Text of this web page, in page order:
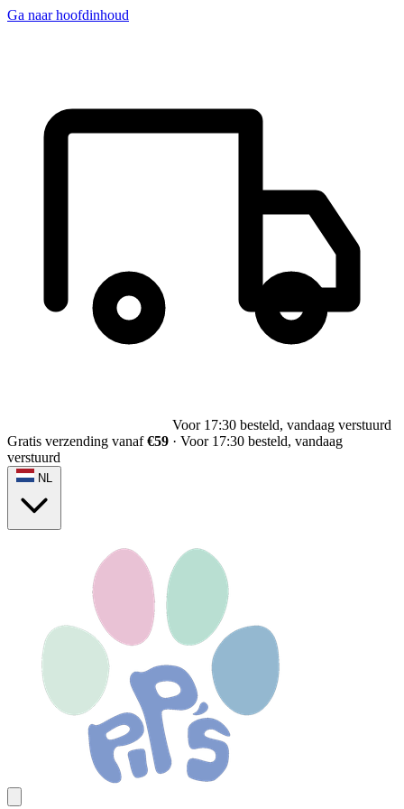
Ga naar hoofdinhoud
Voor 17:30 besteld, vandaag verstuurd
Gratis verzending vanaf€59 · Voor 17:30 besteld, vandaag
verstuurd
NL